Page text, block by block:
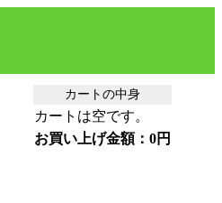
カートの中身
カートは空です。
お買い上げ金額：0円